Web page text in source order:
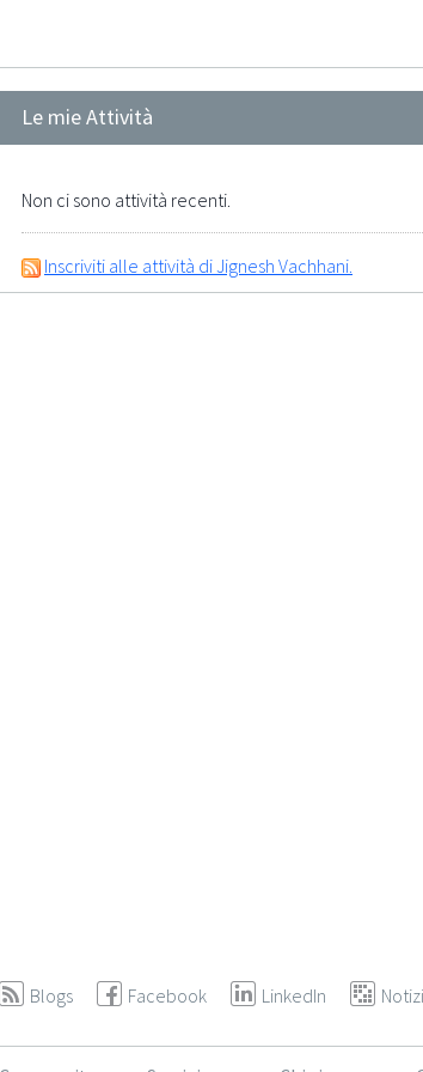
Le mie Attività
Non ci sono attività recenti.
Inscriviti alle attività di Jignesh Vachhani.
Blogs Facebook LinkedIn